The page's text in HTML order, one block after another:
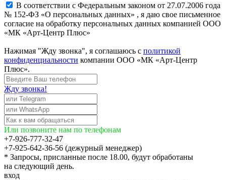
В соответствии с Федеральным законом от 27.07.2006 года
№ 152-ФЗ «О персональных данных» , я даю свое письменное
согласие на обработку персональных данных компанией ООО
«МК «Арт-Центр Плюс»
Нажимая "Жду звонка", я соглашаюсь с политикой
конфиденциальности компании ООО «МК «Арт-Центр
Плюс».
Жду звонка!
Или позвоните нам по телефонам
+7-926-777-32-47
+7-925-642-36-56 (дежурный менеджер)
* Запросы, присланные после 18.00, будут обработаны
на следующий день.
вход